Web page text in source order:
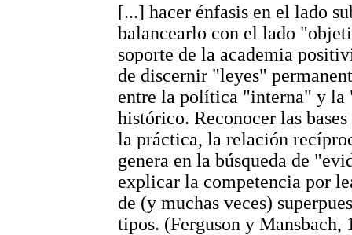
[...] hacer énfasis en el lado
balancearlo con el lado
soporte de la academia
de discernir "leyes"
entre la política "interna" y la
histórico. Reconocer las
la práctica, la relación
genera en la búsqueda de
explicar la competencia por
de (y muchas veces)
tipos. (Ferguson y Mansbach,